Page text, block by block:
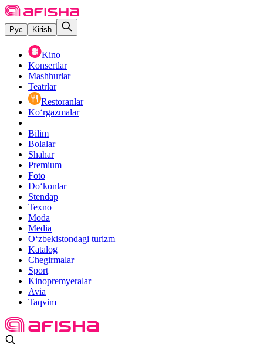
Рус Kirish
Kino
Konsertlar
Mashhurlar
Teatrlar
Restoranlar
Ko‘rgazmalar
Bilim
Bolalar
Shahar
Premium
Foto
Do‘konlar
Stendap
Texno
Moda
Media
O‘zbekistondagi turizm
Katalog
Chegirmalar
Sport
Kinopremyeralar
Avia
Taqvim